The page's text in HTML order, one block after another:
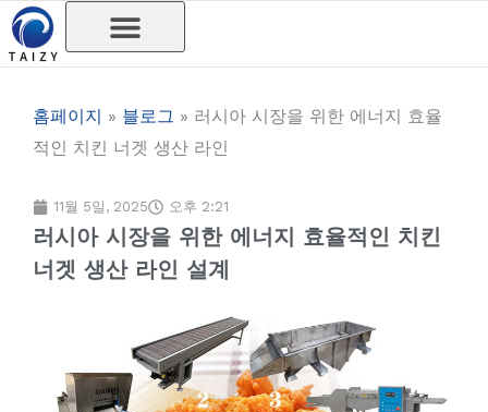
콘
텐
홈페이지 » 블로그 » 러시아 시장을 위한 에너지 효율
적인 치킨 너겟 생산 라인
11월 5일, 2025 오후 2:21
러시아 시장을 위한 에너지 효율적인 치킨
너겟 생산 라인 설계